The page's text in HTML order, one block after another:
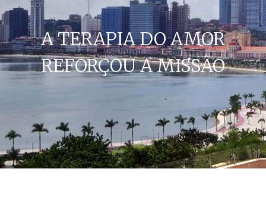
A TERAPIA DO AMOR
REFORÇOU A MISSÃO